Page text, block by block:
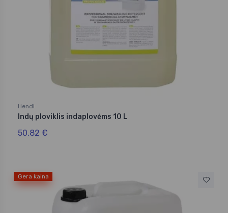
Hendi
Indų ploviklis indaplovėms 10 L
50,82 €
Gera kaina